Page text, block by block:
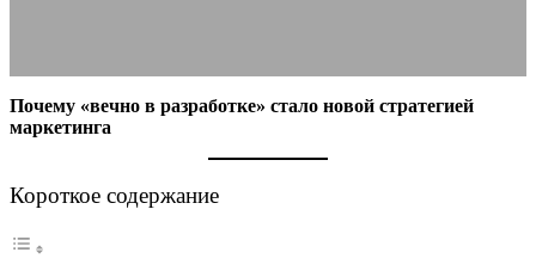
Почему «вечно в разработке» стало новой стратегией
маркетинга
Короткое содержание